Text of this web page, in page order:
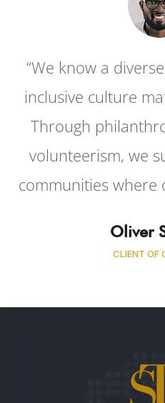
“We know a
inclusive culture
Through
volunteerism, we
communities where
Oliver
CLIENT OF